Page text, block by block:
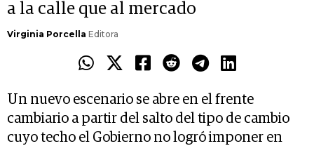
a la calle que al mercado
Virginia Porcella Editora
Un nuevo escenario se abre en el frente
cambiario a partir del salto del tipo de cambio
cuyo techo el Gobierno no logró imponer en